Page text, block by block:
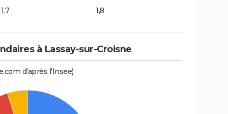
1,7 1,8
à Lassay-sur-Croisne
d'après l'Insee)